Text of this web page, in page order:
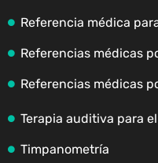
Referencia médica
Referencias médicas
Referencias médicas
Terapia auditiva para
Timpanometría